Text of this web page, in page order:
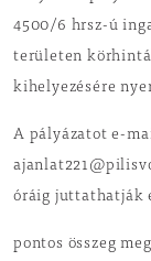
4500/6 hrsz-ú
területen
kihelyezésére
A pályázatot e-
óráig juttathatják
pontos összeg